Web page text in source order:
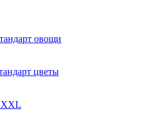
овощи
цветы